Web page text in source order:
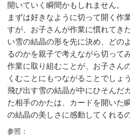
開いていく瞬間かもしれません。
まずは好きなように切って開く作
すが、お子さんが作業に慣れてき
い雪の結晶の形を先に決め、どの
るのかを親子で考えながら切って
作業に取り組むことが、お子さん
くむことにもつながることでしょう
飛び出す雪の結晶が中にひそんだ
た相手のかたは、カードを開いた
の結晶の美しさに感動してくれる
参照：